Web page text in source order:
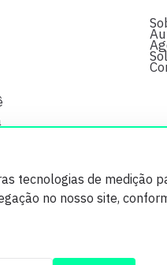
tecnologias de medição
no nosso site,